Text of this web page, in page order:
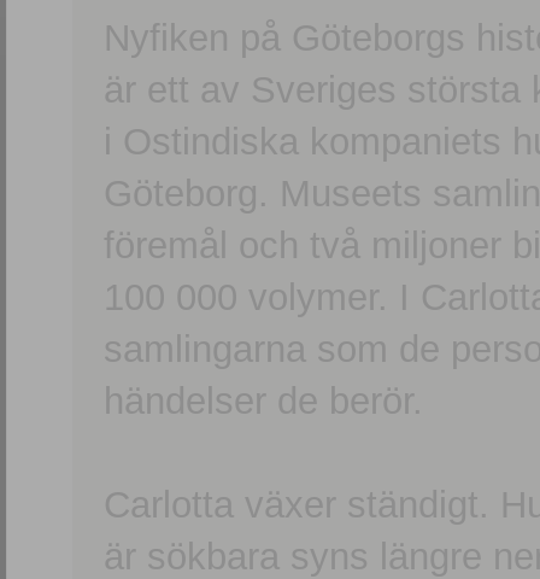
Nyfiken på Göteborgs
är ett av Sveriges största
i Ostindiska kompaniets
Göteborg. Museets
föremål och två miljoner
100 000 volymer. I
samlingarna som de
händelser de berör.
Carlotta växer ständigt.
är sökbara syns längre